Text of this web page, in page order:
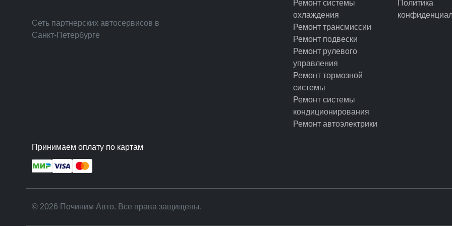
Сеть партнерских автосервисов в
Санкт-Петербурге
Ремонт системы
охлаждения
Ремонт трансмиссии
Ремонт подвески
Ремонт рулевого
управления
Ремонт тормозной
системы
Ремонт системы
кондиционирования
Ремонт автоэлектрики
Политика
Принимаем оплату по картам
© 2026 Починим Авто. Все права защищены.